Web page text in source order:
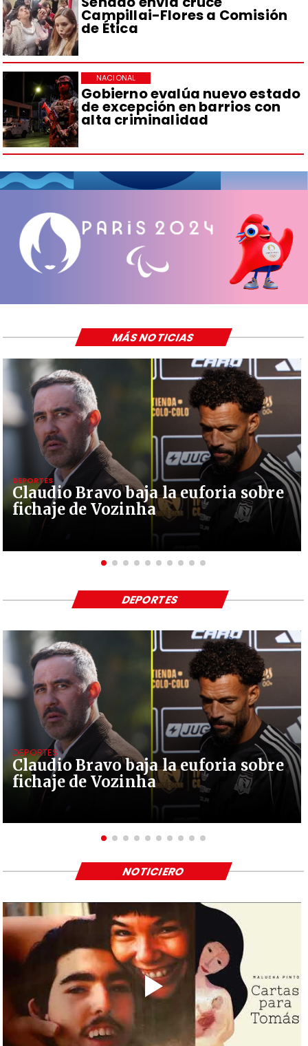
Campillai-Flores a Comisión
de Ética
Gobierno evalúa nuevo estado
de excepción en barrios con
alta criminalidad
NACIONAL
Claudio Bravo baja la euforia sobre
fichaje de Vozinha
DEPORTES
MÁS NOTICIAS
Claudio Bravo baja la euforia sobre
fichaje de Vozinha
DEPORTES
DEPORTES
NOTICIERO